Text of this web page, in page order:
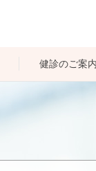
健診のご案内